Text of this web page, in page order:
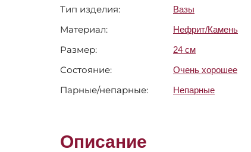
Тип изделия: Вазы
Материал: Нефрит/Камень
Размер: 24 см
Состояние: Очень хорошее
Парные/непарные: Непарные
Описание